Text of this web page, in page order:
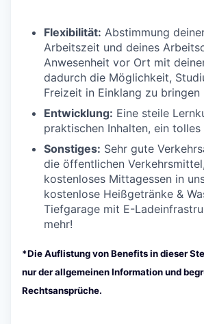
Flexibilität: Abstimmung
Arbeitszeit und deines
Anwesenheit vor Ort mit
dadurch die Möglichkeit,
Freizeit in Einklang zu bringen
Entwicklung: Eine steile
praktischen Inhalten, ein tolles
Sonstiges: Sehr gute
die öffentlichen
kostenloses Mittagessen in
kostenlose Heißgetränke &
Tiefgarage mit E-
mehr!
*Die Auflistung von Benefits in dieser
nur der allgemeinen Information und
Rechtsansprüche.